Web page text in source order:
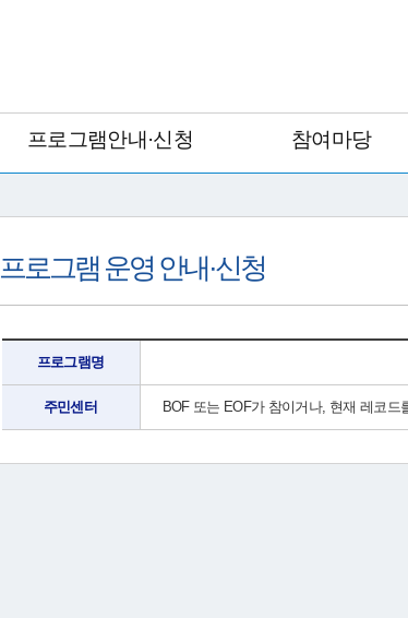
프로그램안내·신청 참여마당
프로그램 운영 안내·신청
프로그램명
주민센터 BOF 또는 EOF가 참이거나, 현재 레코